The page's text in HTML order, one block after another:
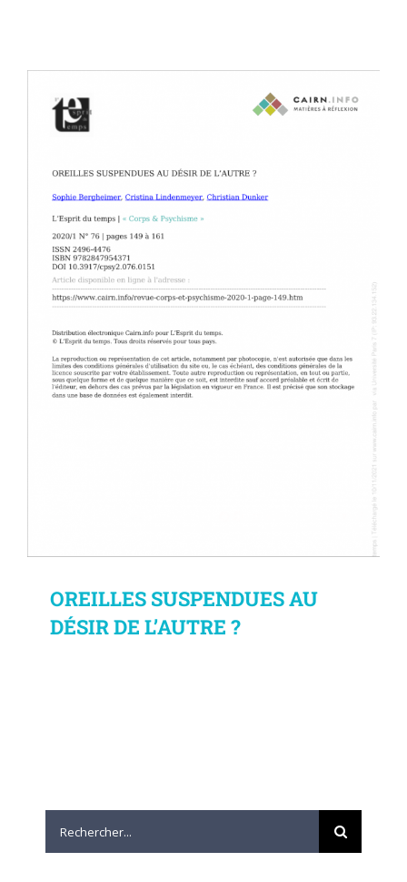
OREILLES SUSPENDUES AU
DÉSIR DE L’AUTRE ?
Rechercher: